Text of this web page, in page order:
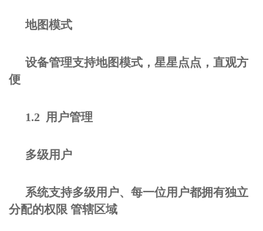
地图模式
设备管理支持地图模式，星星点点，直观方
便
1.2 用户管理
多级用户
系统支持多级用户、每一位用户都拥有独立
分配的权限 管辖区域